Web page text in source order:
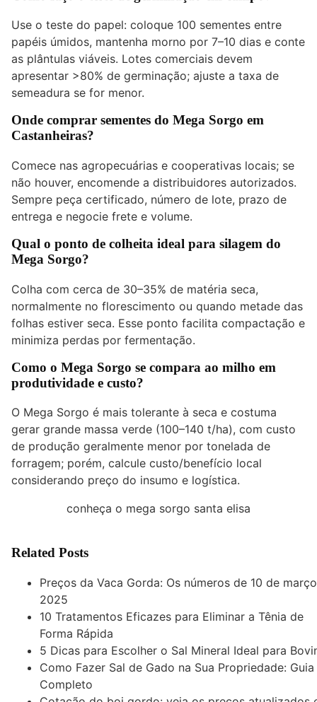
Use o teste do papel: coloque 100 sementes entre
papéis úmidos, mantenha morno por 7–10 dias e conte
as plântulas viáveis. Lotes comerciais devem
apresentar >80% de germinação; ajuste a taxa de
semeadura se for menor.
Onde comprar sementes do Mega Sorgo em
Castanheiras?
Comece nas agropecuárias e cooperativas locais; se
não houver, encomende a distribuidores autorizados.
Sempre peça certificado, número de lote, prazo de
entrega e negocie frete e volume.
Qual o ponto de colheita ideal para silagem do
Mega Sorgo?
Colha com cerca de 30–35% de matéria seca,
normalmente no florescimento ou quando metade das
folhas estiver seca. Esse ponto facilita compactação e
minimiza perdas por fermentação.
Como o Mega Sorgo se compara ao milho em
produtividade e custo?
O Mega Sorgo é mais tolerante à seca e costuma
gerar grande massa verde (100–140 t/ha), com custo
de produção geralmente menor por tonelada de
forragem; porém, calcule custo/benefício local
considerando preço do insumo e logística.
conheça o mega sorgo santa elisa
Related Posts
Preços da Vaca Gorda: Os números de 10 de
2025
10 Tratamentos Eficazes para Eliminar a Tênia de
Forma Rápida
5 Dicas para Escolher o Sal Mineral Ideal para
Como Fazer Sal de Gado na Sua Propriedade: Guia
Completo